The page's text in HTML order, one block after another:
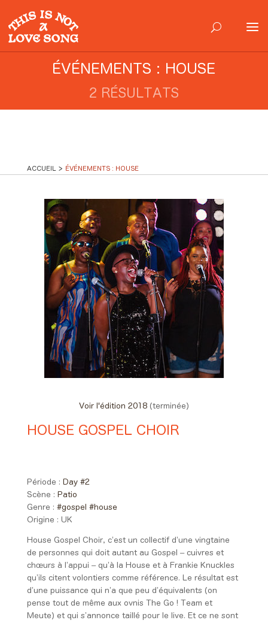
ÉVÉNEMENTS : HOUSE
2 RÉSULTATS
ACCUEIL ÉVÉNEMENTS : HOUSE
Voir l'édition 2018 (terminée)
HOUSE GOSPEL CHOIR
Période : Day #2
Scène : Patio
Genre : #gospel
#house
Origine : UK
House Gospel Choir, c’est un collectif d’une vingtaine
de personnes qui doit autant au Gospel – cuivres et
chœurs à l’appui – qu’à la House et à Frankie Knuckles
qu’ils citent volontiers comme référence. Le résultat est
d’une puissance qui n’a que peu d’équivalents (on
pense tout de même aux ovnis The Go ! Team et
Meute) et qui s’annonce taillé pour le live. Et ce ne sont